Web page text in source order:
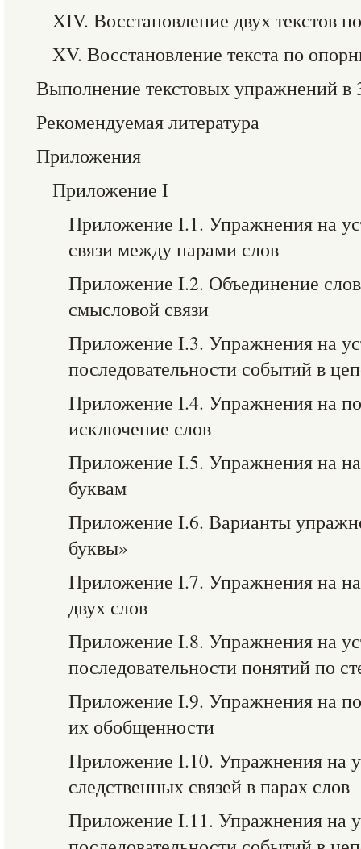
XIV. Восстановление двух текстов
XV. Восстановление текста по
Выполнение текстовых упражнений в
Рекомендуемая литература
Приложения
Приложение I
Приложение I.1. Упражнения на
связи между парами слов
Приложение I.2. Объединение
смысловой связи
Приложение I.3. Упражнения на
последовательности событий в
Приложение I.4. Упражнения на
исключение слов
Приложение I.5. Упражнения на
буквам
Приложение I.6. Варианты
буквы»
Приложение I.7. Упражнения на
двух слов
Приложение I.8. Упражнения на
последовательности понятий по
Приложение I.9. Упражнения на
их обобщенности
Приложение I.10. Упражнения на
следственных связей в парах слов
Приложение I.11. Упражнения на